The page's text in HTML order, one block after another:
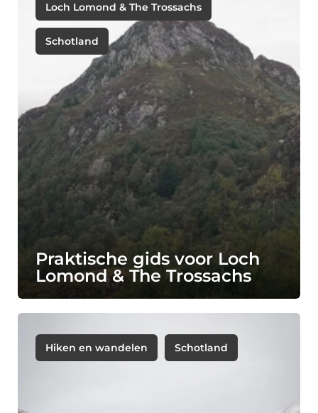
Loch Lomond & The Trossachs
Schotland
Praktische gids voor Loch
Lomond & The Trossachs
Hiken en wandelen Schotland